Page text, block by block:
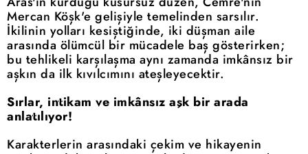
Mercan Köşk'e gelişiyle temelinden sarsılır.
İkilinin yolları kesiştiğinde, iki düşman aile
arasında ölümcül bir mücadele baş gösterirken;
bu tehlikeli karşılaşma aynı zamanda imkânsız bir
aşkın da ilk kıvılcımını ateşleyecektir.
Sırlar, intikam ve imkânsız aşk bir arada
anlatılıyor!
Karakterlerin arasındaki çekim ve hikayenin